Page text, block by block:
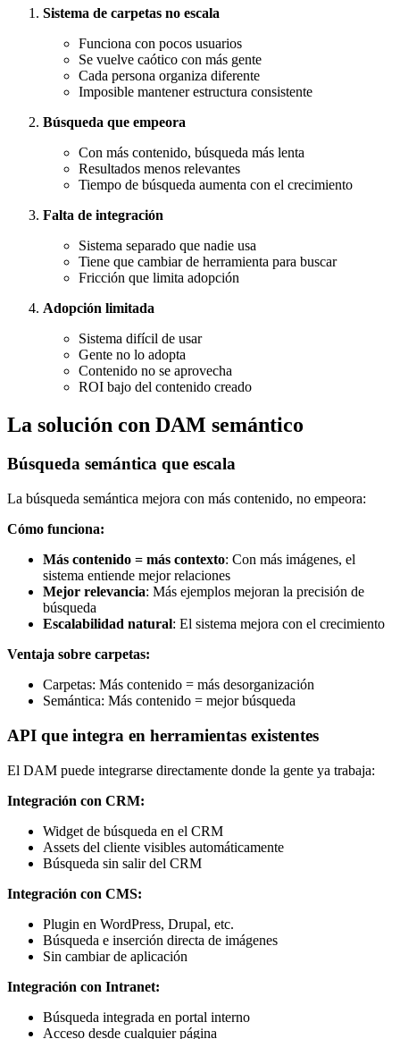
Sistema de carpetas no escala
Funciona con pocos usuarios
Se vuelve caótico con más gente
Cada persona organiza diferente
Imposible mantener estructura consistente
Búsqueda que empeora
Con más contenido, búsqueda más lenta
Resultados menos relevantes
Tiempo de búsqueda aumenta con el crecimiento
Falta de integración
Sistema separado que nadie usa
Tiene que cambiar de herramienta para buscar
Fricción que limita adopción
Adopción limitada
Sistema difícil de usar
Gente no lo adopta
Contenido no se aprovecha
ROI bajo del contenido creado
La solución con DAM semántico
Búsqueda semántica que escala
La búsqueda semántica mejora con más contenido, no empeora:
Cómo funciona:
Más contenido = más contexto: Con más imágenes, el
sistema entiende mejor relaciones
Mejor relevancia: Más ejemplos mejoran la precisión de
búsqueda
Escalabilidad natural: El sistema mejora con el crecimiento
Ventaja sobre carpetas:
Carpetas: Más contenido = más desorganización
Semántica: Más contenido = mejor búsqueda
API que integra en herramientas existentes
El DAM puede integrarse directamente donde la gente ya trabaja:
Integración con CRM:
Widget de búsqueda en el CRM
Assets del cliente visibles automáticamente
Búsqueda sin salir del CRM
Integración con CMS:
Plugin en WordPress, Drupal, etc.
Búsqueda e inserción directa de imágenes
Sin cambiar de aplicación
Integración con Intranet:
Búsqueda integrada en portal interno
Acceso desde cualquier página